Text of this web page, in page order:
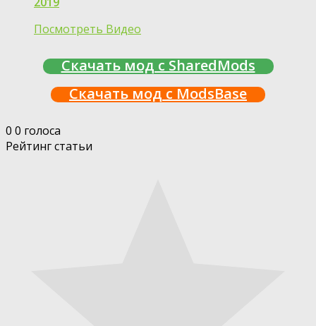
Посмотреть Видео
Скачать мод с SharedMods
Скачать мод с ModsBase
0 0 голоса
Рейтинг статьи